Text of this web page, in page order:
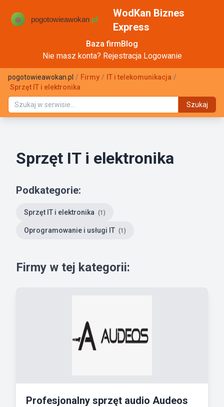
WodKan Biznes
Express
Baza firmBlog
Nie masz konta? Rejestracja Logowanie
pogotowieawokan.pl / Firmy / IT i telekomunikacja /
Sprzęt IT i elektronika
Szukaj
Sprzęt IT i elektronika
Podkategorie:
Sprzęt IT i elektronika (1)
Oprogramowanie i usługi IT (1)
Firmy w tej kategorii:
Profesjonalny sprzęt audio Audeos